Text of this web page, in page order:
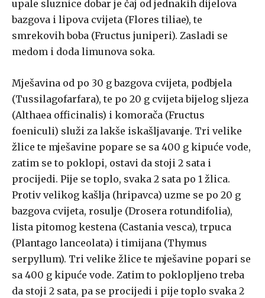
upale sluznice dobar je čaj od jednakih dijelova
bazgova i lipova cvijeta (Flores tiliae), te
smrekovih boba (Fructus juniperi). Zasladi se
medom i doda limunova soka.
Mješavina od po 30 g bazgova cvijeta, podbjela
(Tussilagofarfara), te po 20 g cvijeta bijelog sljeza
(Althaea officinalis) i komorača (Fructus
foeniculi) služi za lakše iskašljavanje. Tri velike
žlice te mješavine popare se sa 400 g kipuće vode,
zatim se to poklopi, ostavi da stoji 2 sata i
procijedi. Pije se toplo, svaka 2 sata po 1 žlica.
Protiv velikog kašlja (hripavca) uzme se po 20 g
bazgova cvijeta, rosulje (Drosera rotundifolia),
lista pitomog kestena (Castania vesca), trpuca
(Plantago lanceolata) i timijana (Thymus
serpyllum). Tri velike žlice te mješavine popari se
sa 400 g kipuće vode. Zatim to poklopljeno treba
da stoji 2 sata, pa se procijedi i pije toplo svaka 2